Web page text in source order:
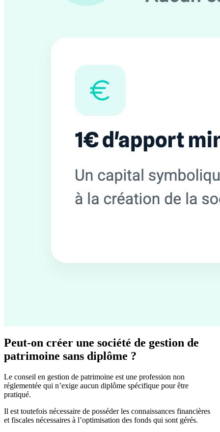
Peut-on créer une société de gestion de
patrimoine sans diplôme ?
Le conseil en gestion de patrimoine est une profession non
réglementée qui n’exige aucun diplôme spécifique pour être
pratiqué.
Il est toutefois nécessaire de posséder les connaissances financières
et fiscales nécessaires à l’optimisation des fonds qui sont gérés.